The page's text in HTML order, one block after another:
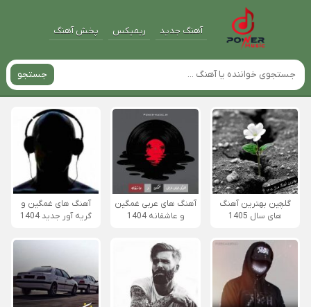
آهنگ جدید ریمیکس پخش آهنگ
جستجو
گلچین بهترین آهنگ
های سال 1405
آهنگ های عربی غمگین
و عاشقانه 1404
آهنگ های غمگین و
گریه آور جدید 1404